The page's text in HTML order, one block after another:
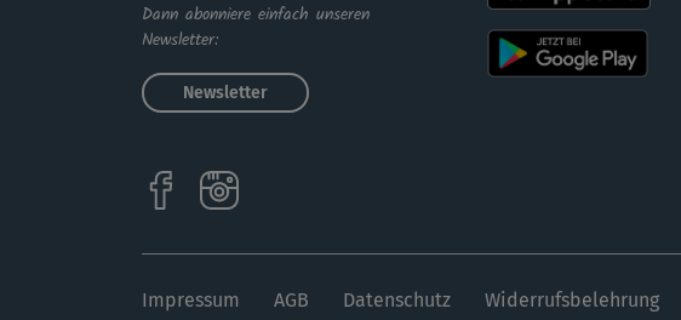
Dann abonniere einfach unseren
Newsletter:
Newsletter
Impressum AGB Datenschutz Widerrufsbelehrung